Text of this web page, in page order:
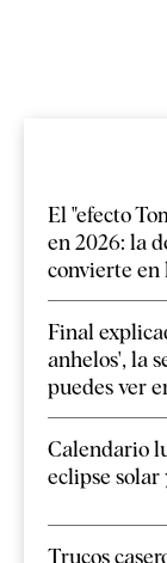
El "efecto
en 2026: la
convierte en
Final
anhelos', la
puedes ver
Calendario
eclipse solar
Trucos